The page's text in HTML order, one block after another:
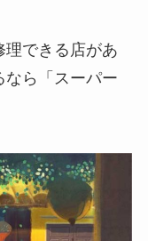
できる店があ
なら「スーパー